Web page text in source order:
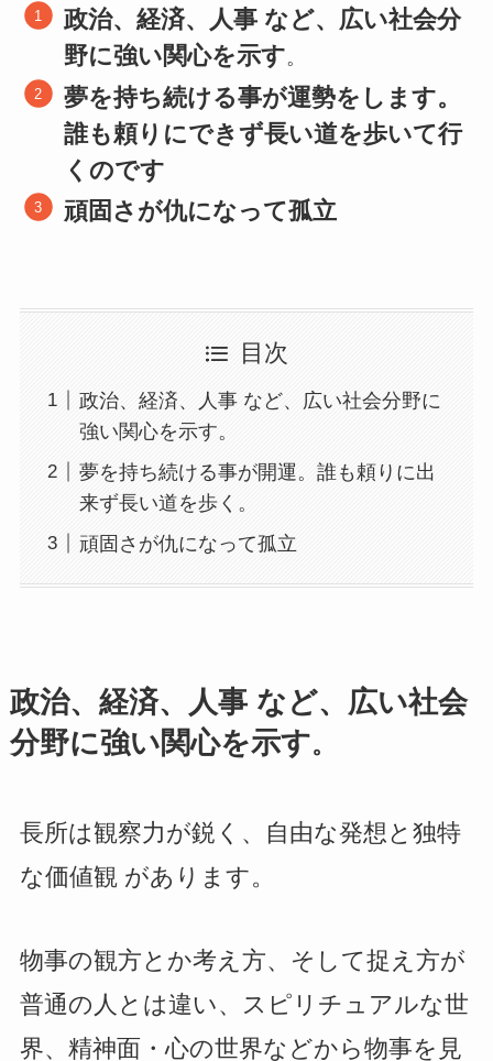
政治、経済、人事 など、広い社会分
野に強い関心を示す。
夢を持ち続ける事が運勢をします。
誰も頼りにできず長い道を歩いて行
く のです
頑固さが仇になって孤立
目次
政治、経済、人事 など、広い社会分野に
強い関心を示す。
夢を持ち続ける事が開運。誰も頼りに出
来ず長い道を歩く。
頑固さが仇になって孤立
政治、経済、人事 など、広い社会
分野に強い関心を示す。
長所は観察力が鋭く、自由な発想と独特
な価値観 があります。
物事の観方とか考え方、そして捉え方が
普通の人とは違い、スピリチュアルな世
界、精神面・心の世界などから物事を見